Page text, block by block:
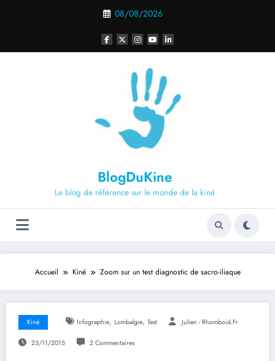
08/08/2026
BlogDuKine
Le blog de référence sur le monde de la kiné
Accueil Kiné Zoom sur un test diagnostic de sacro-iliaque
Kiné Infographie, Lombalgie, Test Julien - Rhomboid.fr
23/11/2015 2 Commentaires